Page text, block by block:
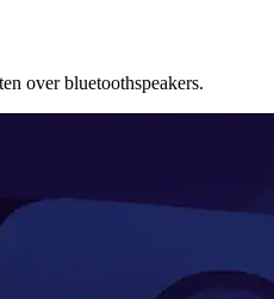
over bluetoothspeakers.